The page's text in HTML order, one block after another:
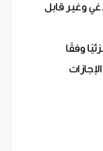
وغير قابل
وفقًا